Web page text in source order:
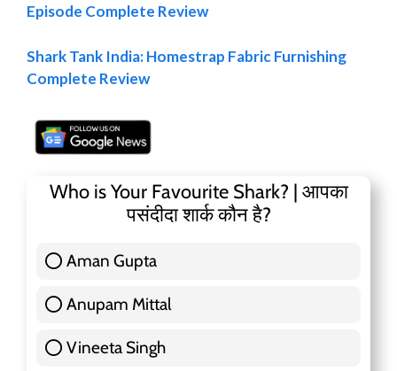
Episode Complete Review
Shark Tank India: Homestrap Fabric Furnishing
Complete Review
Who is Your Favourite Shark? | आपका
पसंदीदा शार्क कौन है?
Aman Gupta
Anupam Mittal
Vineeta Singh